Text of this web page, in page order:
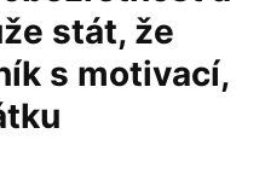
stát, že
s motivací,